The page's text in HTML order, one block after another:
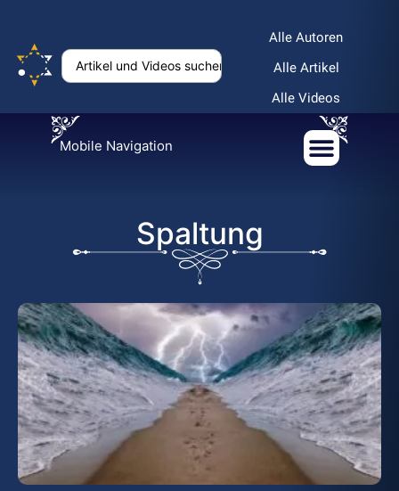
Alle Autoren
Alle Artikel
Alle Videos
Mobile Navigation
Spaltung